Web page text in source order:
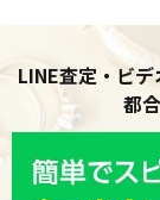
LINE査定・ビ
都